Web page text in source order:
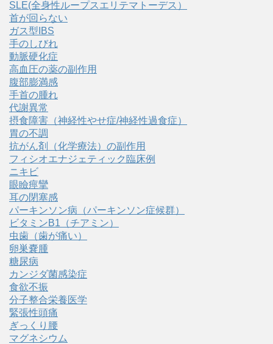
SLE(全身性ループスエリテマトーデス）
首が回らない
ガス型IBS
手のしびれ
動脈硬化症
高血圧の薬の副作用
腹部膨満感
手首の腫れ
代謝異常
摂食障害（神経性やせ症/神経性過食症）
胃の不調
抗がん剤（化学療法）の副作用
フィシオエナジェティック臨床例
ニキビ
眼瞼痙攣
耳の閉塞感
パーキンソン病（パーキンソン症候群）
ビタミンB1（チアミン）
虫歯（歯が痛い）
卵巣嚢腫
糖尿病
カンジダ菌感染症
食欲不振
分子整合栄養医学
緊張性頭痛
ぎっくり腰
マグネシウム